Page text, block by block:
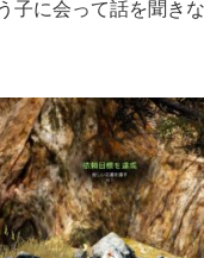
子に会って話を聞き